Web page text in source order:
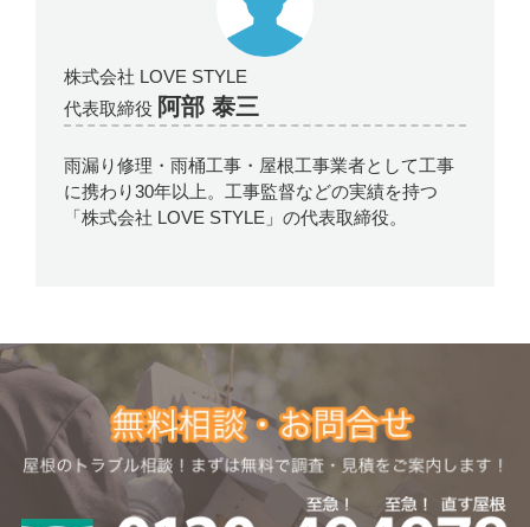
株式会社 LOVE STYLE
代表取締役 阿部 泰三
雨漏り修理・雨桶工事・屋根工事業者として工事
に携わり30年以上。工事監督などの実績を持つ
「株式会社 LOVE STYLE」の代表取締役。